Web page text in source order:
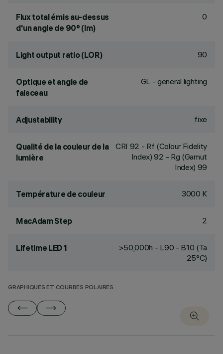
Flux total émis au-dessus
d'un angle de 90° (lm)
0
Light output ratio (LOR) 90
Optique et angle de
faisceau
GL - general lighting
Adjustability fixe
Qualité de la couleur de la
lumière
CRI 92 - Rf (Colour Fidelity
Index) 92 - Rg (Gamut
Index) 99
Température de couleur 3000 K
MacAdam Step 2
Lifetime LED 1
>50,000h - L90 - B10 (Ta
25°C)
GRAPHIQUES ET COURBES POLAIRES